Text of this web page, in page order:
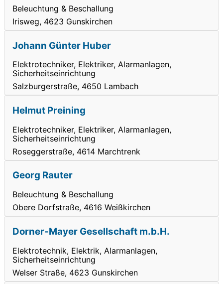
Beleuchtung & Beschallung
Irisweg, 4623 Gunskirchen
Johann Günter Huber
Elektrotechniker, Elektriker, Alarmanlagen,
Sicherheitseinrichtung
Salzburgerstraße, 4650 Lambach
Helmut Preining
Elektrotechniker, Elektriker, Alarmanlagen,
Sicherheitseinrichtung
Roseggerstraße, 4614 Marchtrenk
Georg Rauter
Beleuchtung & Beschallung
Obere Dorfstraße, 4616 Weißkirchen
Dorner-Mayer Gesellschaft m.b.H.
Elektrotechnik, Elektrik, Alarmanlagen,
Sicherheitseinrichtung
Welser Straße, 4623 Gunskirchen